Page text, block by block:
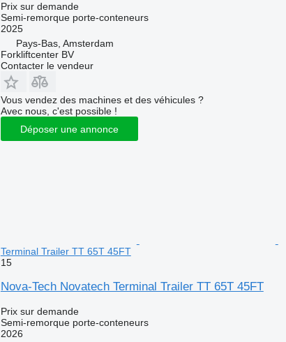
Prix sur demande
Semi-remorque porte-conteneurs
2025
Pays-Bas, Amsterdam
Forkliftcenter BV
Contacter le vendeur
Vous vendez des machines et des véhicules ?
Avec nous, c'est possible !
Déposer une annonce
Terminal Trailer TT 65T 45FT
15
Nova-Tech Novatech Terminal Trailer TT 65T 45FT
Prix sur demande
Semi-remorque porte-conteneurs
2026